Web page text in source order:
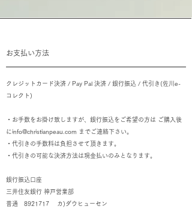
​お支払い方法
​クレジットカード決済 / Pay Pal 決済 / 銀行振込 / 代引き(佐川e-
コレクト)
・ お手数をお掛け致しますが、銀行振込をご希望の方は ご購入後
に info@christianpeau.com までご連絡下さい。
・ 代引きの手数料は負担させて頂きます。
・代引きの可能な決済方法は現金払いのみとなります。
銀行振込口座
三井住友銀行 神戸営業部
普通 8921717 カ)ダウヒューセン